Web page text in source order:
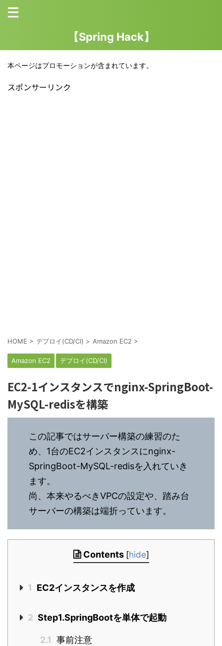
【Spring Hack】
本ページはプロモーションが含まれています。
スポンサーリンク
HOME > デプロイ(CD/CI) > Amazon EC2 >
Amazon EC2 デプロイ(CD/CI)
EC2-1インスタンスでnginx-SpringBoot-
MySQL-redisを構築
この記事ではサーバー構築の練習のた
め、1台のEC2インスタンスにnginx-
SpringBoot-MySQL-redisを入れていき
ます。
尚、本来やるべきVPCの設定や、踏み台
サーバーの構築は端折っています。
Contents [hide]
1 EC2インスタンスを作成
2 Step1.SpringBootを単体で起動
2.1 事前注意